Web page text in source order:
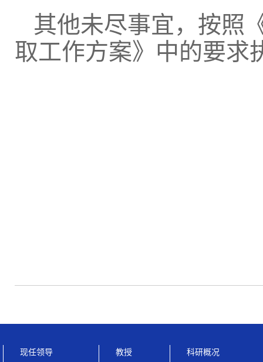
其他未尽事宜，按照
取工作方案》中的要求
现任领导 教授 科研概况